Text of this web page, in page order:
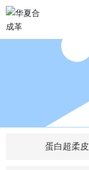
蛋白超柔皮